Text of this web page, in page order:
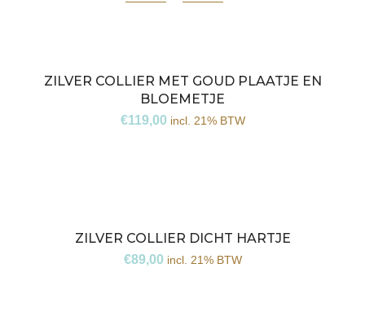
ZILVER COLLIER MET GOUD PLAATJE EN
BLOEMETJE
€119,00 incl. 21% BTW
ZILVER COLLIER DICHT HARTJE
€89,00 incl. 21% BTW